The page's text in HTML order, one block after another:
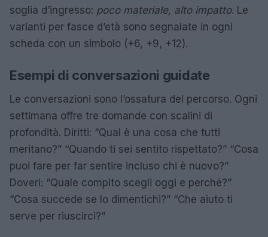
soglia d’ingresso: poco materiale, alto impatto. Le
varianti per fasce d’età sono segnalate in ogni
scheda con un simbolo (+6, +9, +12).
Esempi di conversazioni guidate
Le conversazioni sono l’ossatura del percorso. Ogni
settimana offre tre domande con scalini di
profondità. Diritti: “Qual è una cosa che tutti
meritano?” “Quando ti sei sentito rispettato?” “Cosa
puoi fare per far sentire incluso chi è nuovo?”
Doveri: “Quale compito scegli oggi e perché?”
“Cosa succede se lo dimentichi?” “Che aiuto ti
serve per riuscirci?”